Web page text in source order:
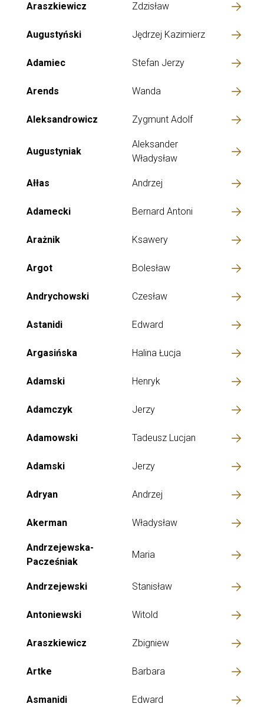
Araszkiewicz Zdzisław
Augustyński Jędrzej Kazimierz
Adamiec Stefan Jerzy
Arends Wanda
Aleksandrowicz Zygmunt Adolf
Augustyniak
Aleksander
Władysław
Ałłas Andrzej
Adamecki Bernard Antoni
Arażnik Ksawery
Argot Bolesław
Andrychowski Czesław
Astanidi Edward
Argasińska Halina Łucja
Adamski Henryk
Adamczyk Jerzy
Adamowski Tadeusz Lucjan
Adamski Jerzy
Adryan Andrzej
Akerman Władysław
Andrzejewska-
Pacześniak
Maria
Andrzejewski Stanisław
Antoniewski Witold
Araszkiewicz Zbigniew
Artke Barbara
Asmanidi Edward